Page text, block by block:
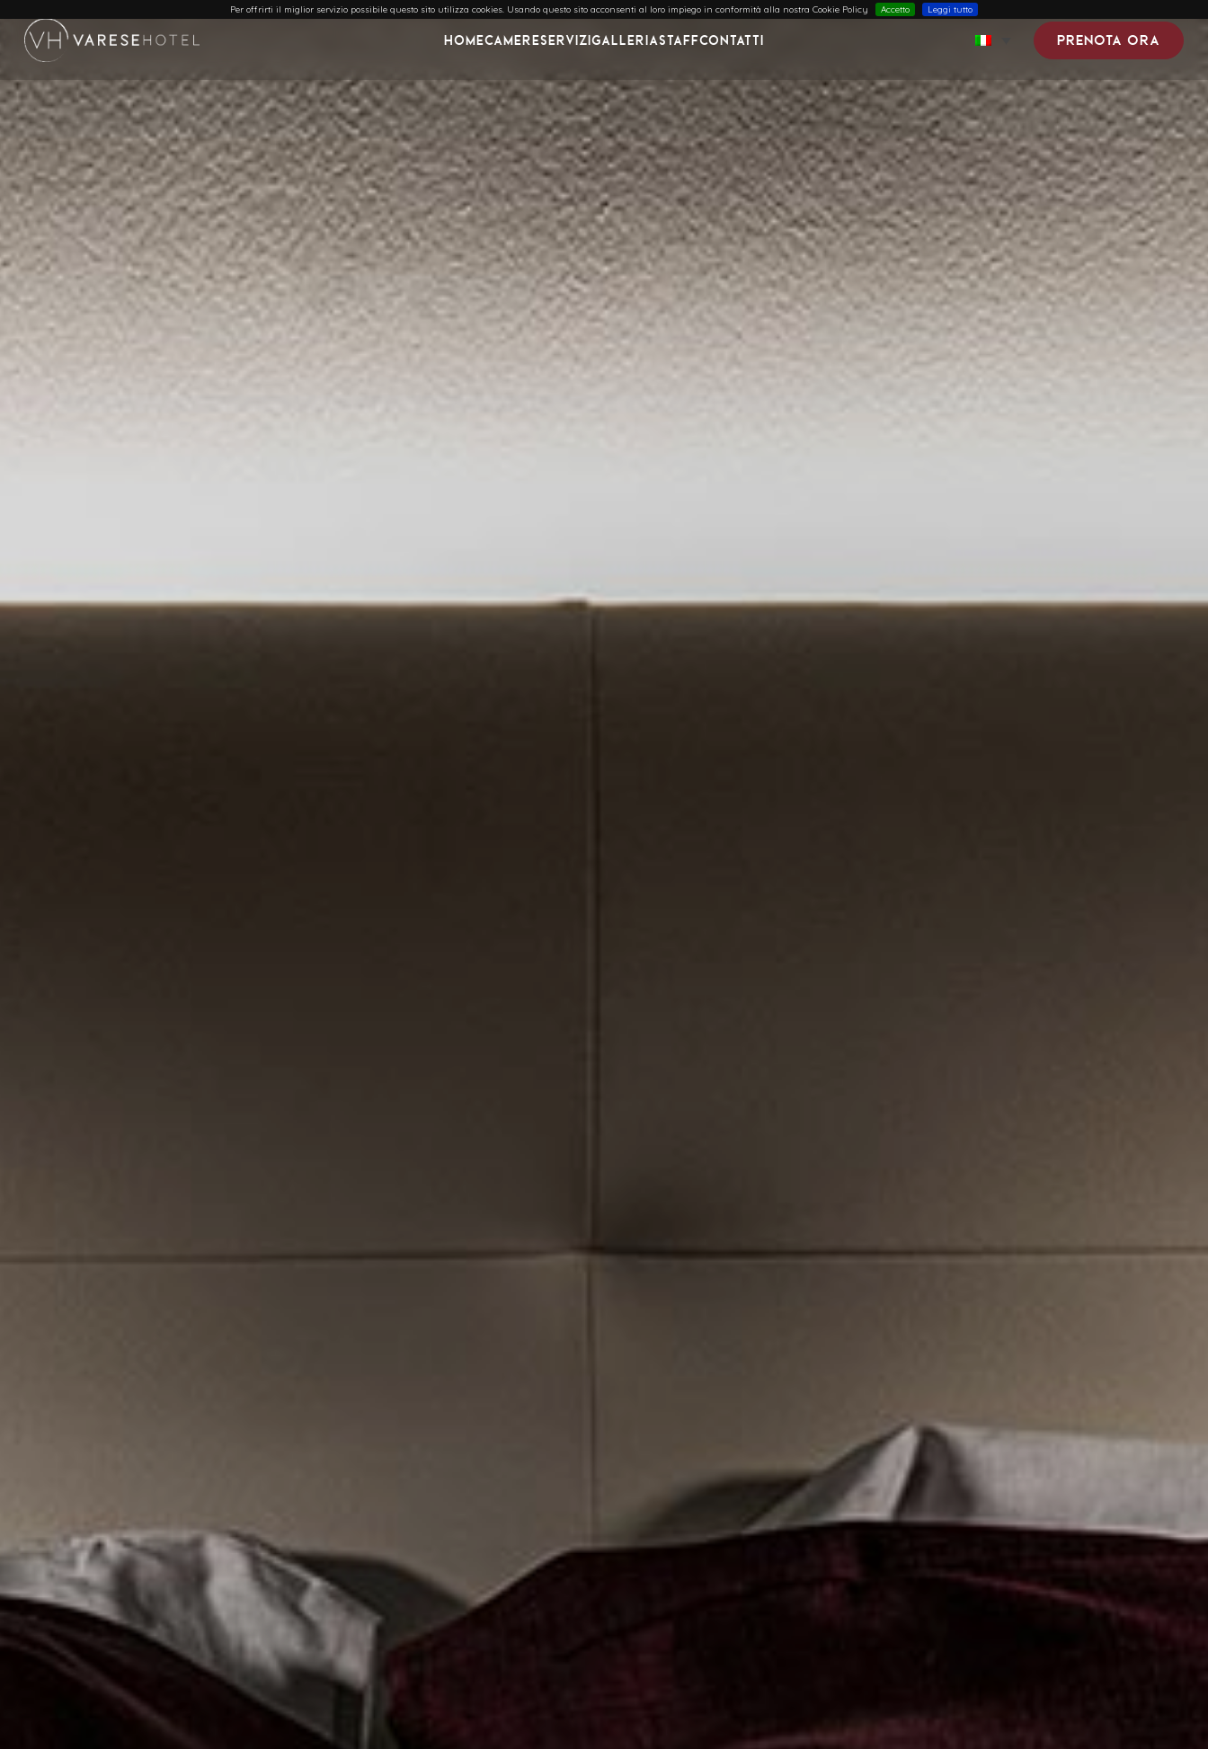
Per offrirti il miglior servizio possibile questo sito utilizza cookies. Usando questo sito acconsenti al loro impiego in conformità alla nostra Cookie Policy Accetto Leggi tutto
HomeCamereServiziGalleriaStaffContatti Prenota ora